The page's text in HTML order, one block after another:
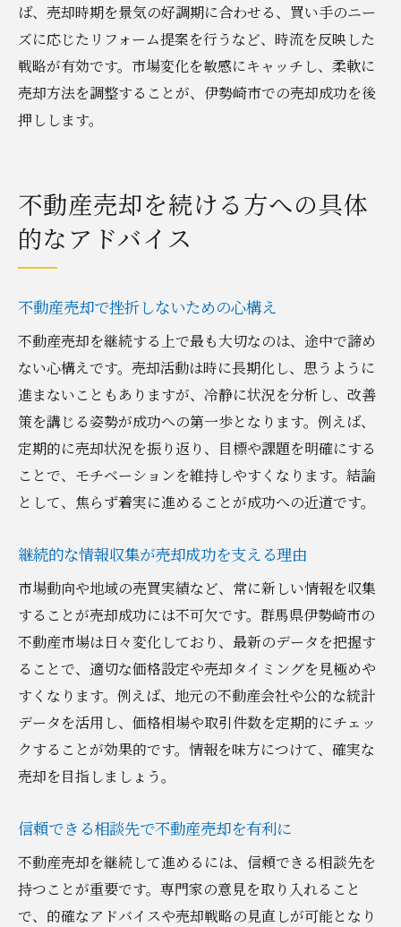
ば、売却時期を景気の好調期に合わせる、買い手のニー
ズに応じたリフォーム提案を行うなど、時流を反映した
戦略が有効です。市場変化を敏感にキャッチし、柔軟に
売却方法を調整することが、伊勢崎市での売却成功を後
押しします。
不動産売却を続ける方への具体
的なアドバイス
不動産売却で挫折しないための心構え
不動産売却を継続する上で最も大切なのは、途中で諦め
ない心構えです。売却活動は時に長期化し、思うように
進まないこともありますが、冷静に状況を分析し、改善
策を講じる姿勢が成功への第一歩となります。例えば、
定期的に売却状況を振り返り、目標や課題を明確にする
ことで、モチベーションを維持しやすくなります。結論
として、焦らず着実に進めることが成功への近道です。
継続的な情報収集が売却成功を支える理由
市場動向や地域の売買実績など、常に新しい情報を収集
することが売却成功には不可欠です。群馬県伊勢崎市の
不動産市場は日々変化しており、最新のデータを把握す
ることで、適切な価格設定や売却タイミングを見極めや
すくなります。例えば、地元の不動産会社や公的な統計
データを活用し、価格相場や取引件数を定期的にチェッ
クすることが効果的です。情報を味方につけて、確実な
売却を目指しましょう。
信頼できる相談先で不動産売却を有利に
不動産売却を継続して進めるには、信頼できる相談先を
持つことが重要です。専門家の意見を取り入れること
で、的確なアドバイスや売却戦略の見直しが可能となり